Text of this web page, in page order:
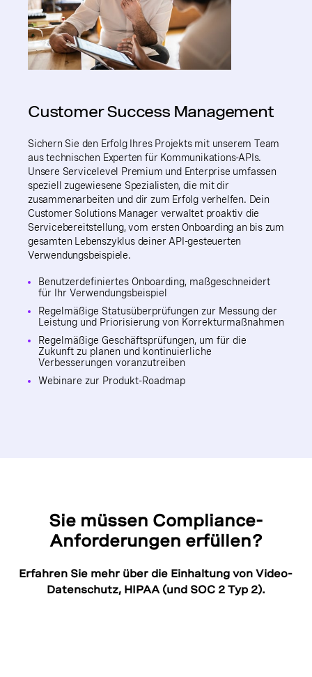
Customer Success Management
Sichern Sie den Erfolg Ihres Projekts mit unserem Team
aus technischen Experten für Kommunikations-APIs.
Unsere Servicelevel Premium und Enterprise umfassen
speziell zugewiesene Spezialisten, die mit dir
zusammenarbeiten und dir zum Erfolg verhelfen. Dein
Customer Solutions Manager verwaltet proaktiv die
Servicebereitstellung, vom ersten Onboarding an bis zum
gesamten Lebenszyklus deiner API-gesteuerten
Verwendungsbeispiele.
Benutzerdefiniertes Onboarding, maßgeschneidert
für Ihr Verwendungsbeispiel
Regelmäßige Statusüberprüfungen zur Messung der
Leistung und Priorisierung von Korrekturmaßnahmen
Regelmäßige Geschäftsprüfungen, um für die
Zukunft zu planen und kontinuierliche
Verbesserungen voranzutreiben
Webinare zur Produkt-Roadmap
Sie müssen Compliance-
Anforderungen erfüllen?
Erfahren Sie mehr über die Einhaltung vonVideo-
Datenschutz, HIPAA(und SOC 2 Typ 2).